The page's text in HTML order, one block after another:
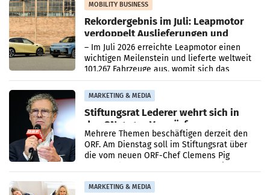
Bundeskartellanwalt
MOBILITY BUSINESS
Rekordergebnis im Juli: Leapmotor
verdoppelt Auslieferungen und
überschreitet die 100.000er-Marke
– Im Juli 2026 erreichte Leapmotor einen
wichtigen Meilenstein und lieferte weltweit
101.267 Fahrzeuge aus, womit sich das
Ergebnis gegenüber Juli 2025 mehr als
verdoppelte (+102
MARKETING & MEDIA
Stiftungsrat Lederer wehrt sich in
den SN gegen Vorwürfe
Mehrere Themen beschäftigen derzeit den
ORF. Am Dienstag soll im Stiftungsrat über
die vom neuen ORF-Chef Clemens Pig
MARKETING & MEDIA